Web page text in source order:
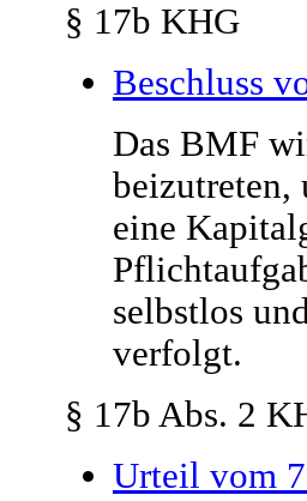
§ 17b KHG
Beschluss
Das BMF
beizutreten,
eine
selbstlos
verfolgt.
§ 17b Abs. 2
Urteil vom